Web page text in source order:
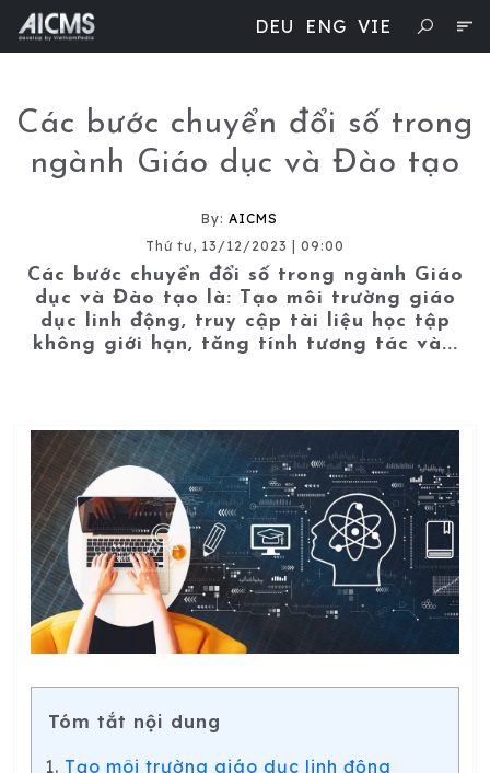
DEU ENG VIE
Các bước chuyển đổi số trong
ngành Giáo dục và Đào tạo
By: AICMS
Thứ tư, 13/12/2023 | 09:00
Các bước chuyển đổi số trong ngành Giáo
dục và Đào tạo là: Tạo môi trường giáo
dục linh động, truy cập tài liệu học tập
không giới hạn, tăng tính tương tác và...
Tóm tắt nội dung
Tạo môi trường giáo dục linh động